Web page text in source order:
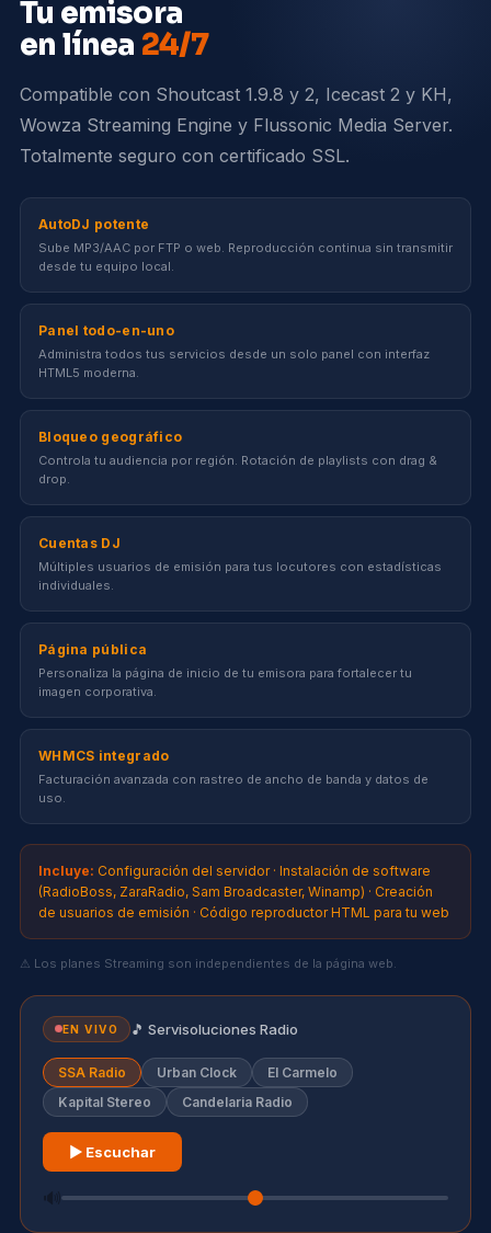
Tu emisora
en línea 24/7
Compatible con Shoutcast 1.9.8 y 2, Icecast 2 y KH,
Wowza Streaming Engine y Flussonic Media Server.
Totalmente seguro con certificado SSL.
AutoDJ potente
Sube MP3/AAC por FTP o web. Reproducción continua sin transmitir
desde tu equipo local.
Panel todo-en-uno
Administra todos tus servicios desde un solo panel con interfaz
HTML5 moderna.
Bloqueo geográfico
Controla tu audiencia por región. Rotación de playlists con drag &
drop.
Cuentas DJ
Múltiples usuarios de emisión para tus locutores con estadísticas
individuales.
Página pública
Personaliza la página de inicio de tu emisora para fortalecer tu
imagen corporativa.
WHMCS integrado
Facturación avanzada con rastreo de ancho de banda y datos de
uso.
Incluye: Configuración del servidor · Instalación de software
(RadioBoss, ZaraRadio, Sam Broadcaster, Winamp) · Creación
de usuarios de emisión · Código reproductor HTML para tu web
⚠ Los planes Streaming son independientes de la página web.
EN VIVO 🎵 Servisoluciones Radio
SSA Radio Urban Clock
El Carmelo
Kapital Stereo
Candelaria Radio
▶ Escuchar
🔊